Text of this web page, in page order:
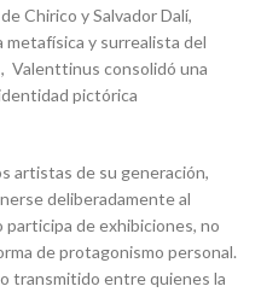
Chirico y Salvador Dalí,
y surrealista del
, Valenttinus consolidó una
pictórica
artistas de su generación,
deliberadamente al
participa de exhibiciones, no
de protagonismo personal.
transmitido entre quienes la